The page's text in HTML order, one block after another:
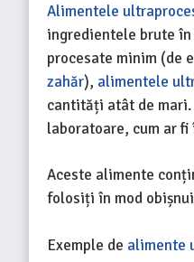
Alimentele
ingredientele brute
procesate minim (de
zahăr), alimentele
cantități atât de mari.
laboratoare, cum ar
Aceste alimente
folosiți în mod
Exemple de alimente